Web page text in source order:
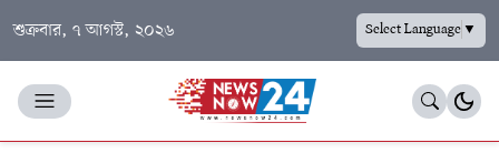
শুক্রবার, ৭ আগস্ট, ২০২৬ Select Language▼